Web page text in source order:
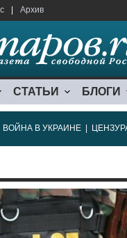
Архив
СТАТЬИ БЛОГИ
ВОЙНА В УКРАИНЕ